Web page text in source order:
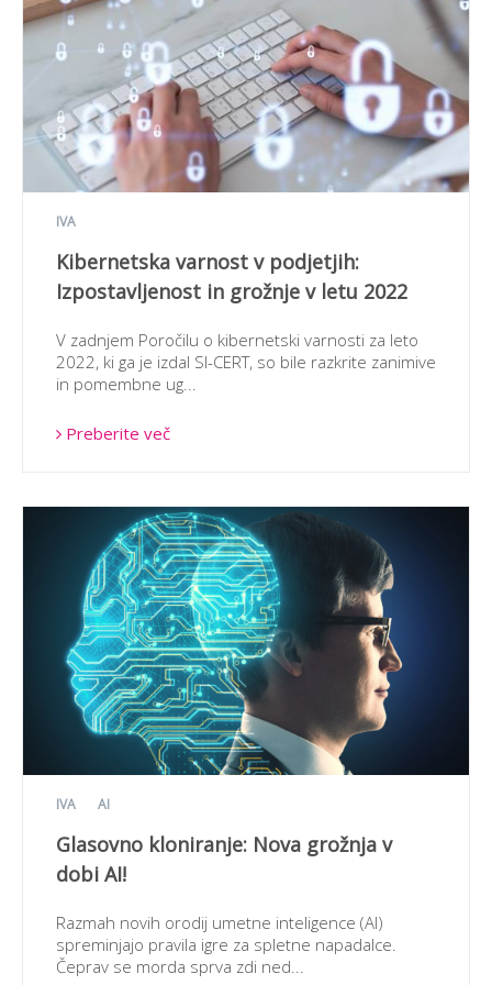
IVA
Kibernetska varnost v podjetjih:
Izpostavljenost in grožnje v letu 2022
V zadnjem Poročilu o kibernetski varnosti za leto
2022, ki ga je izdal SI-CERT, so bile razkrite zanimive
in pomembne ug...
Preberite več
IVA AI
Glasovno kloniranje: Nova grožnja v
dobi AI!
Razmah novih orodij umetne inteligence (AI)
spreminjajo pravila igre za spletne napadalce.
Čeprav se morda sprva zdi ned...